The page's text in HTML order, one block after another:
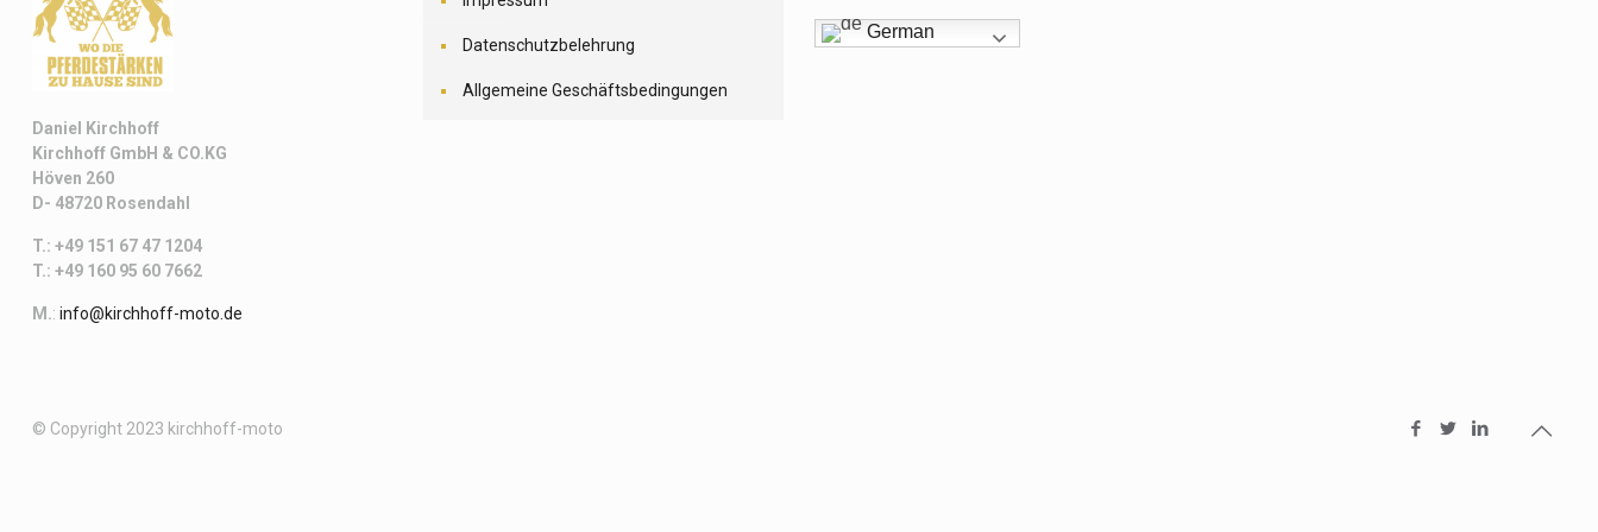
Daniel Kirchhoff
Kirchhoff GmbH & CO.KG
Höven 260
D- 48720 Rosendahl
T.: +49 151 67 47 1204
T.: +49 160 95 60 7662
M.: info@kirchhoff-moto.de
Datenschutzbelehrung
Allgemeine Geschäftsbedingungen
German
© Copyright 2023 kirchhoff-moto